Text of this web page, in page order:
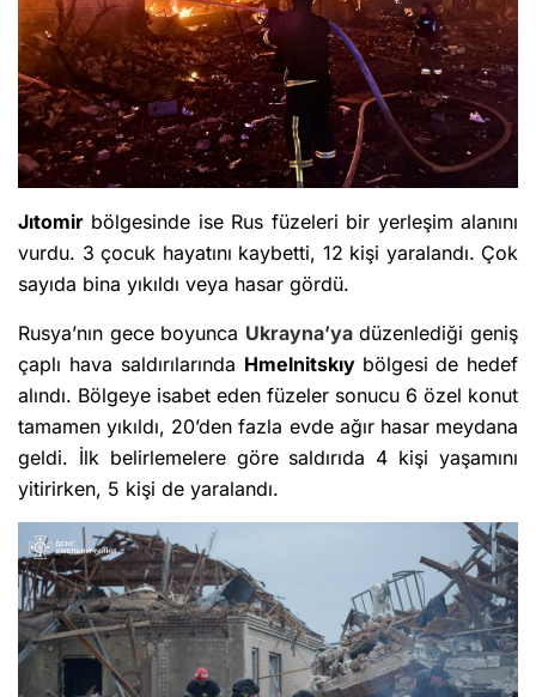
Jıtomir bölgesinde ise Rus füzeleri bir yerleşim alanını
vurdu. 3 çocuk hayatını kaybetti, 12 kişi yaralandı. Çok
sayıda bina yıkıldı veya hasar gördü.
Rusya’nın gece boyunca Ukrayna’yadüzenlediği geniş
çaplı hava saldırılarında Hmelnitskıy bölgesi de hedef
alındı. Bölgeye isabet eden füzeler sonucu 6 özel konut
tamamen yıkıldı, 20’den fazla evde ağır hasar meydana
geldi. İlk belirlemelere göre saldırıda 4 kişi yaşamını
yitirirken, 5 kişi de yaralandı.